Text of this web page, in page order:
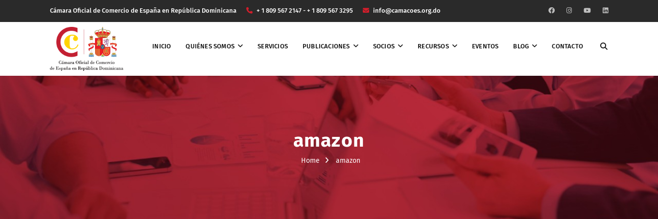
Cámara Oficial de Comercio de España en República Dominicana + 1 809 567 2147 - + 1 809 567 3295 info@camacoes.org.do
INICIO QUIÉNES SOMOS SERVICIOS PUBLICACIONES SOCIOS RECURSOS EVENTOS BLOG CONTACTO
amazon
Home amazon